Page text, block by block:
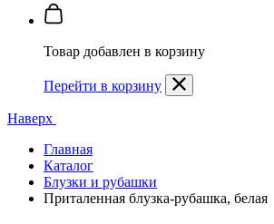
Товар добавлен в корзину
Перейти в корзину
Наверх
Главная
Каталог
Блузки и рубашки
Приталенная блузка-рубашка, белая